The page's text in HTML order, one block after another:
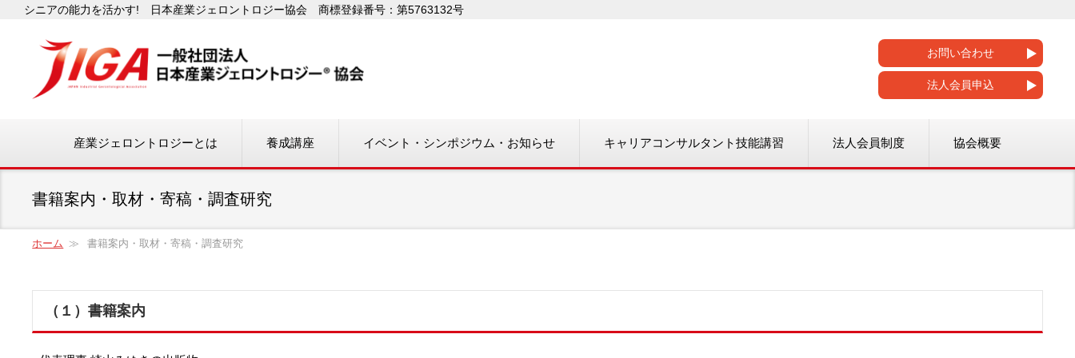
シニアの能力を活かす! 日本産業ジェロントロジー協会 商標登録番号：第5763132号
お問い合わせ
法人会員申込
産業ジェロントロジーとは 養成講座 イベント・シンポジウム・お知らせ キャリアコンサルタント技能講習 法人会員制度 協会概要
書籍案内・取材・寄稿・調査研究
ホーム 書籍案内・取材・寄稿・調査研究
（１）書籍案内